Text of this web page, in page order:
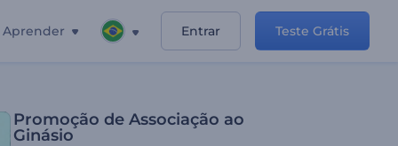
Aprender Entrar Teste Grátis
Promoção de Associação ao
Ginásio